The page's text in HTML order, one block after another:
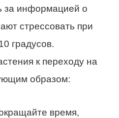
за информацией о
стрессовать при
градусов.
к переходу на
образом:
время,